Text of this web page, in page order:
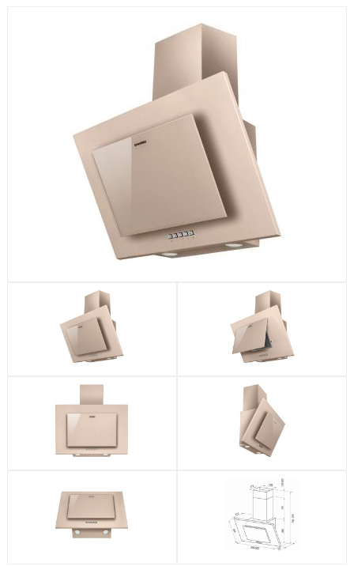
Стиральные машины
Холодильники